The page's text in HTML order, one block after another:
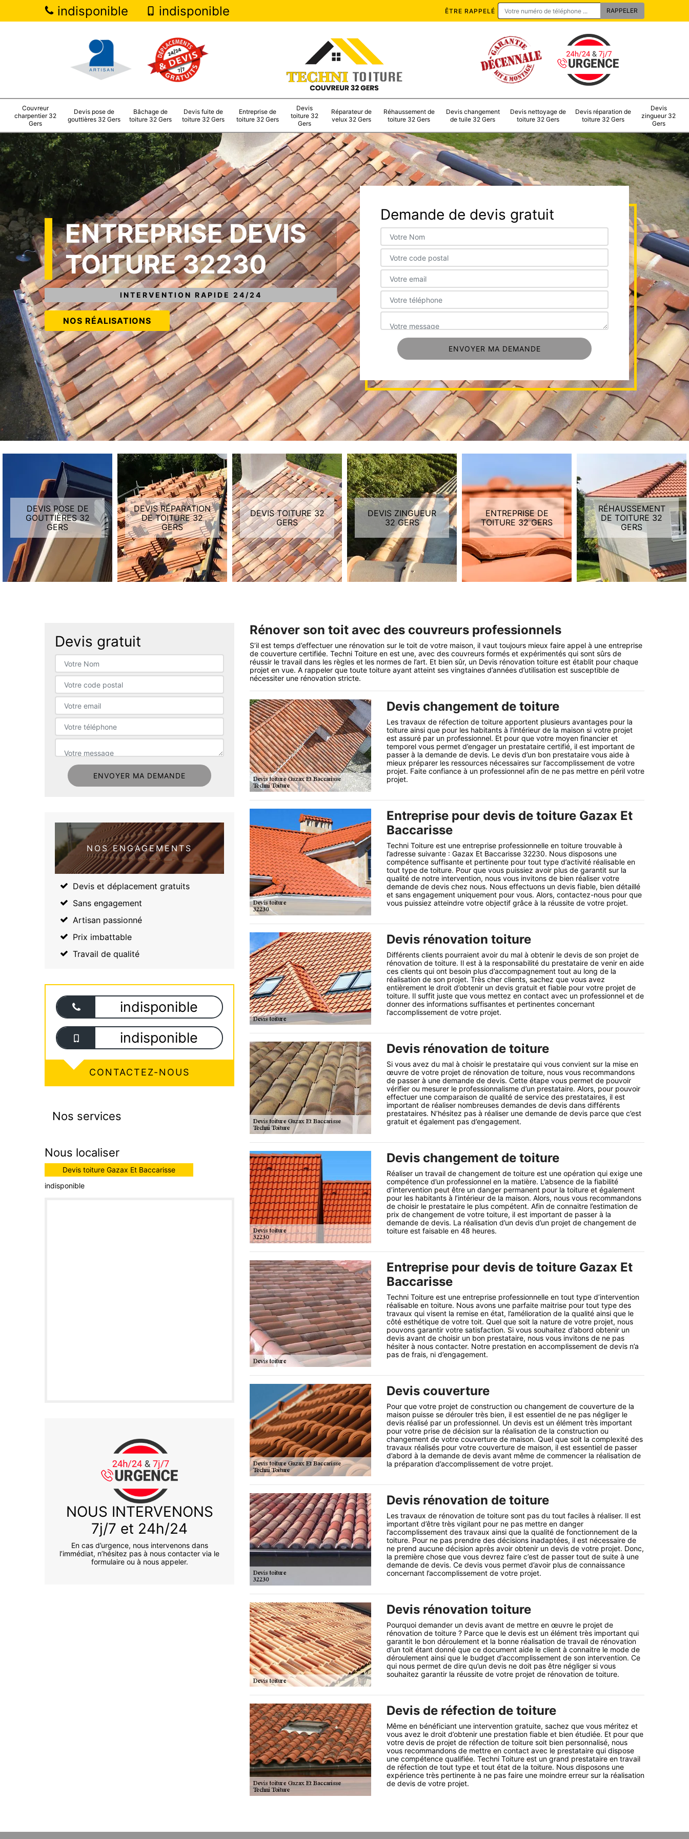
indisponible indisponible ÊTRE RAPPELÉ
Couvreur
charpentier 32
Gers
Devis pose de
gouttières 32 Gers
Bâchage de
toiture 32 Gers
Devis fuite de
toiture 32 Gers
Entreprise de
toiture 32 Gers
Devis
toiture 32
Gers
Réparateur de
velux 32 Gers
Réhaussement de
toiture 32 Gers
Devis changement
de tuile 32 Gers
Devis nettoyage de
toiture 32 Gers
Devis réparation de
toiture 32 Gers
Devis
zingueur 32
Gers
ENTREPRISE DEVIS
TOITURE 32230
INTERVENTION RAPIDE 24/24
NOS RÉALISATIONS
Demande de devis gratuit
DEVIS POSE DE
GOUTTIÈRES 32
GERS
DEVIS RÉPARATION
DE TOITURE 32
GERS
DEVIS TOITURE 32
GERS
DEVIS ZINGUEUR
32 GERS
ENTREPRISE DE
TOITURE 32 GERS
RÉHAUSSEMENT
DE TOITURE 32
GERS
Devis gratuit
NOS ENGAGEMENTS
Devis et déplacement gratuits
Sans engagement
Artisan passionné
Prix imbattable
Travail de qualité
indisponible
indisponible
CONTACTEZ-NOUS
Nos services
Nous localiser
Devis toiture Gazax Et Baccarisse
indisponible
NOUS INTERVENONS
7j/7 et 24h/24
En cas d’urgence, nous intervenons dans
l’immédiat, n’hésitez pas à nous contacter via le
formulaire ou à nous appeler.
Rénover son toit avec des couvreurs professionnels
S’il est temps d’effectuer une rénovation sur le toit de votre maison, il vaut toujours mieux faire appel à une entreprise
de couverture certifiée. Techni Toiture en est une, avec des couvreurs formés et expérimentés qui sont sûrs de
réussir le travail dans les règles et les normes de l’art. Et bien sûr, un Devis rénovation toiture est établit pour chaque
projet en vue. A rappeler que toute toiture ayant atteint ses vingtaines d’années d’utilisation est susceptible de
nécessiter une rénovation stricte.
Devis changement de toiture
Les travaux de réfection de toiture apportent plusieurs avantages pour la
toiture ainsi que pour les habitants à l’intérieur de la maison si votre projet
est assuré par un professionnel. Et pour que votre moyen financier et
temporel vous permet d’engager un prestataire certifié, il est important de
passer à la demande de devis. Le devis d’un bon prestataire vous aide à
mieux préparer les ressources nécessaires sur l’accomplissement de votre
projet. Faite confiance à un professionnel afin de ne pas mettre en péril votre
projet.
Entreprise pour devis de toiture Gazax Et
Baccarisse
Techni Toiture est une entreprise professionnelle en toiture trouvable à
l’adresse suivante : Gazax Et Baccarisse 32230. Nous disposons une
compétence suffisante et pertinente pour tout type d’activité réalisable en
tout type de toiture. Pour que vous puissiez avoir plus de garantit sur la
qualité de notre intervention, nous vous invitons de bien réaliser votre
demande de devis chez nous. Nous effectuons un devis fiable, bien détaillé
et sans engagement uniquement pour vous. Alors, contactez-nous pour que
vous puissiez atteindre votre objectif grâce à la réussite de votre projet.
Devis rénovation toiture
Différents clients pourraient avoir du mal à obtenir le devis de son projet de
rénovation de toiture. Il est à la responsabilité du prestataire de venir en aide
ces clients qui ont besoin plus d’accompagnement tout au long de la
réalisation de son projet. Très cher clients, sachez que vous avez
entièrement le droit d’obtenir un devis gratuit et fiable pour votre projet de
toiture. Il suffit juste que vous mettez en contact avec un professionnel et de
donner des informations suffisantes et pertinentes concernant
l’accomplissement de votre projet.
Devis rénovation de toiture
Si vous avez du mal à choisir le prestataire qui vous convient sur la mise en
œuvre de votre projet de rénovation de toiture, nous vous recommandons
de passer à une demande de devis. Cette étape vous permet de pouvoir
vérifier ou mesurer le professionnalisme d’un prestataire. Alors, pour pouvoir
effectuer une comparaison de qualité de service des prestataires, il est
important de réaliser nombreuses demandes de devis dans différents
prestataires. N’hésitez pas à réaliser une demande de devis parce que c’est
gratuit et également pas d’engagement.
Devis changement de toiture
Réaliser un travail de changement de toiture est une opération qui exige une
compétence d’un professionnel en la matière. L’absence de la fiabilité
d’intervention peut être un danger permanent pour la toiture et également
pour les habitants à l’intérieur de la maison. Alors, nous vous recommandons
de choisir le prestataire le plus compétent. Afin de connaitre l’estimation de
prix de changement de votre toiture, il est important de passer à la
demande de devis. La réalisation d’un devis d’un projet de changement de
toiture est faisable en 48 heures.
Entreprise pour devis de toiture Gazax Et
Baccarisse
Techni Toiture est une entreprise professionnelle en tout type d’intervention
réalisable en toiture. Nous avons une parfaite maitrise pour tout type des
travaux qui visent la remise en état, l’amélioration de la qualité ainsi que le
côté esthétique de votre toit. Quel que soit la nature de votre projet, nous
pouvons garantir votre satisfaction. Si vous souhaitez d’abord obtenir un
devis avant de choisir un bon prestataire, nous vous invitons de ne pas
hésiter à nous contacter. Notre prestation en accomplissement de devis n’a
pas de frais, ni d’engagement.
Devis couverture
Pour que votre projet de construction ou changement de couverture de la
maison puisse se dérouler très bien, il est essentiel de ne pas négliger le
devis réalisé par un professionnel. Un devis est un élément très important
pour votre prise de décision sur la réalisation de la construction ou
changement de votre couverture de maison. Quel que soit la complexité des
travaux réalisés pour votre couverture de maison, il est essentiel de passer
d’abord à la demande de devis avant même de commencer la réalisation de
la préparation d’accomplissement de votre projet.
Devis rénovation de toiture
Les travaux de rénovation de toiture sont pas du tout faciles à réaliser. Il est
important d’être très vigilant pour ne pas mettre en danger
l’accomplissement des travaux ainsi que la qualité de fonctionnement de la
toiture. Pour ne pas prendre des décisions inadaptées, il est nécessaire de
ne prend aucune décision après avoir obtenir un devis de votre projet. Donc,
la première chose que vous devrez faire c’est de passer tout de suite à une
demande de devis. Ce devis vous permet d’avoir plus de connaissance
concernant l’accomplissement de votre projet.
Devis rénovation toiture
Pourquoi demander un devis avant de mettre en œuvre le projet de
rénovation de toiture ? Parce que le devis est un élément très important qui
garantit le bon déroulement et la bonne réalisation de travail de rénovation
d’un toit étant donné que ce document aide le client à connaitre le mode de
déroulement ainsi que le budget d’accomplissement de son intervention. Ce
qui nous permet de dire qu’un devis ne doit pas être négliger si vous
souhaitez garantir la réussite de votre projet de rénovation de toiture.
Devis de réfection de toiture
Même en bénéficiant une intervention gratuite, sachez que vous méritez et
vous avez le droit d’obtenir une prestation fiable et bien étudiée. Et pour que
votre devis de projet de réfection de toiture soit bien personnalisé, nous
vous recommandons de mettre en contact avec le prestataire qui dispose
une compétence qualifiée. Techni Toiture est un grand prestataire en travail
de réfection de tout type et tout état de la toiture. Nous disposons une
expérience très pertinente à ne pas faire une moindre erreur sur la réalisation
de devis de votre projet.